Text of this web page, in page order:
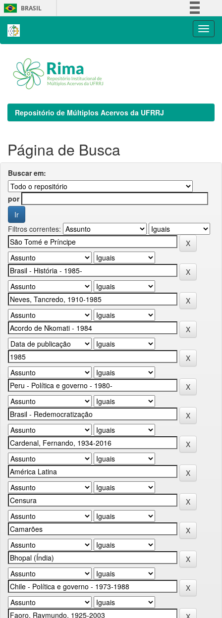
Skip
navigation
BRASIL
Repositório de Múltiplos Acervos da UFRRJ
Página de Busca
Buscar em:
por
Filtros correntes: